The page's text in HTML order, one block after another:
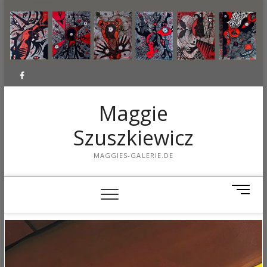
Facebook
Maggie
Szuszkiewicz
MAGGIES-GALERIE.DE
M
n